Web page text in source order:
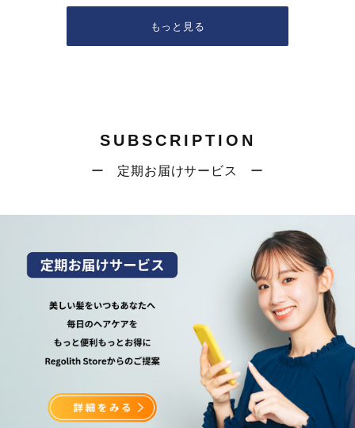
もっと見る
SUBSCRIPTION
ー 定期お届けサービス ー